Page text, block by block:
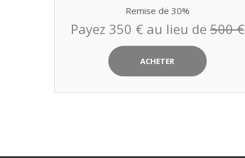
Remise de 30%
Payez 350 € au lieu de500 €
ACHETER